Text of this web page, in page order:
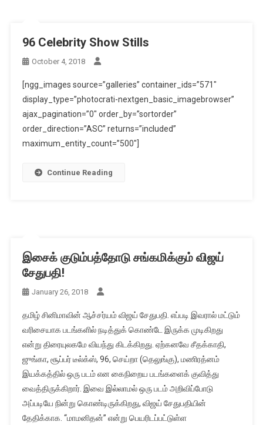
96 Celebrity Show Stills
October 4, 2018
[ngg_images source=”galleries” container_ids=”571″
display_type=”photocrati-nextgen_basic_imagebrowser”
ajax_pagination=”0″ order_by=”sortorder”
order_direction=”ASC” returns=”included”
maximum_entity_count=”500″]
Continue Reading
இசைக் குடும்பத்தோடு சங்கமிக்கும் விஜய்
சேதுபதி!
January 26, 2018
தமிழ் சினிமாவின் ஆச்சர்யம் விஜய் சேதுபதி. எப்படி இவரால் மட்டும்
வரிசையாக படங்களில் நடித்துக் கொண்டே இருக்க முடிகிறது
என்று திரையுலகமே வியந்து கிடக்கிறது. ஏற்கனவே சீதக்காதி,
ஜுங்கா, சூப்பர் டீல்க்ஸ், 96, செய்றா (தெலுங்கு), மணிரத்னம்
இயக்கத்தில் ஒரு படம் என கைநிறைய படங்களைக் குவித்து
வைத்திருக்கிறார். இவை இல்லாமல் ஒரு படம் அறிவிப்போடு
அப்படியே நின்று கொண்டிருக்கிறது, விஜய் சேதுபதியின்
தேதிக்காக. “மாமனிதன்” என்று பெயரிடப்பட்டுள்ள